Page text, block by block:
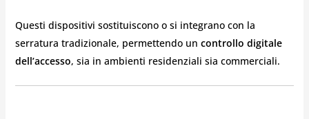
Questi dispositivi sostituiscono o si integrano con la
serratura tradizionale, permettendo un controllo digitale
dell’accesso, sia in ambienti residenziali sia commerciali.